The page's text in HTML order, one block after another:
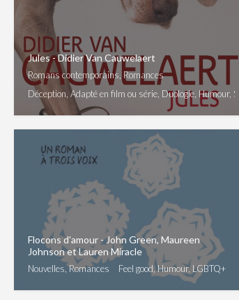
Jules - Didier Van Cauwelaert
Romans contemporains, Romances
Déception, Adapté en film ou série, Duologie, Humour,
Flocons d'amour - John Green, Maureen
Johnson et Lauren Miracle
Nouvelles, Romances Feel good, Humour, LGBTQ+